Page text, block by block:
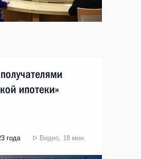
ипотеки»
года Видео, 18 мин.